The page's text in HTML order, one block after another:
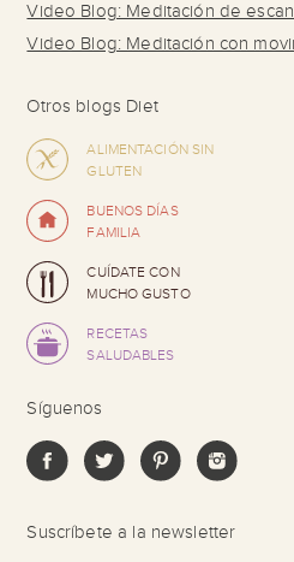
Video Blog: Meditación de
Video Blog: Meditación con
Otros blogs Diet
ALIMENTACIÓN SIN
GLUTEN
BUENOS DÍAS
FAMILIA
CUÍDATE CON
MUCHO GUSTO
RECETAS
SALUDABLES
Síguenos
Suscríbete a la newsletter